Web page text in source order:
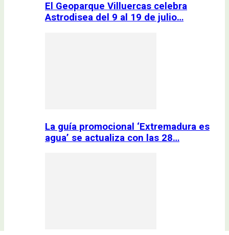
El Geoparque Villuercas celebra
Astrodisea del 9 al 19 de julio…
La guía promocional ‘Extremadura es
agua’ se actualiza con las 28…